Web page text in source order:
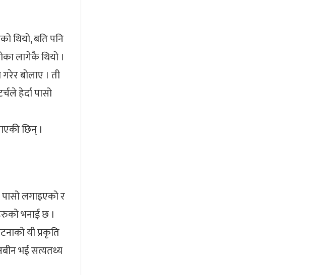
थियो, बति पनि
लागेकै थियो ।
बोलाए । ती
हेर्दा पासो
छिन् ।
लगाइएको र
भनाई छ ।
यी प्रकृति
भई सत्यतथ्य